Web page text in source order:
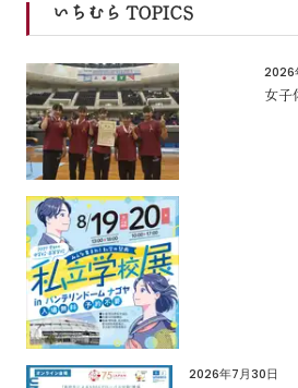
いちむら TOPICS
2026
女子
2026年7月30日